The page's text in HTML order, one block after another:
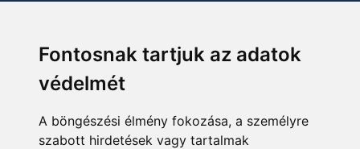
Fontosnak tartjuk az adatok
védelmét
A böngészési élmény fokozása, a személyre
szabott hirdetések vagy tartalmak